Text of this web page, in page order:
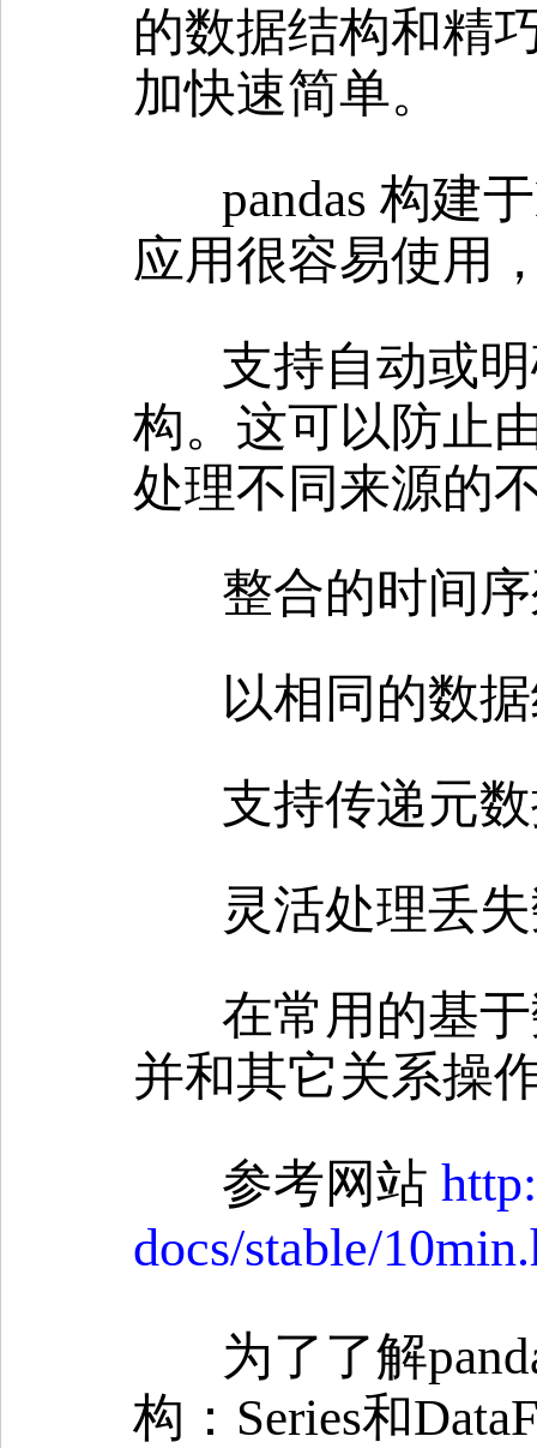
的数据结构和精
加快速简单。
pandas 构建
应用很容易使用
支持自动或
构。这可以防止
处理不同来源的
整合的时间
以相同的数
支持传递元
灵活处理丢
在常用的基
并和其它关系操
参考网站
docs/stable/
为了了解
构：Series和